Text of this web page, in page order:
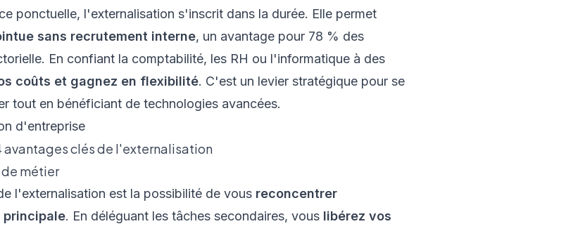
ponctuelle, l'externalisation s'inscrit dans la durée. Elle permet
sans recrutement interne, un avantage pour 78 % des
En confiant la comptabilité, les RH ou l'informatique à des
coûts et gagnez en flexibilité. C'est un levier stratégique pour se
tout en bénéficiant de technologies avancées.
avantages clés de l'externalisation
métier
l'externalisation est la possibilité de vous reconcentrer
. En déléguant les tâches secondaires, vous libérez vos